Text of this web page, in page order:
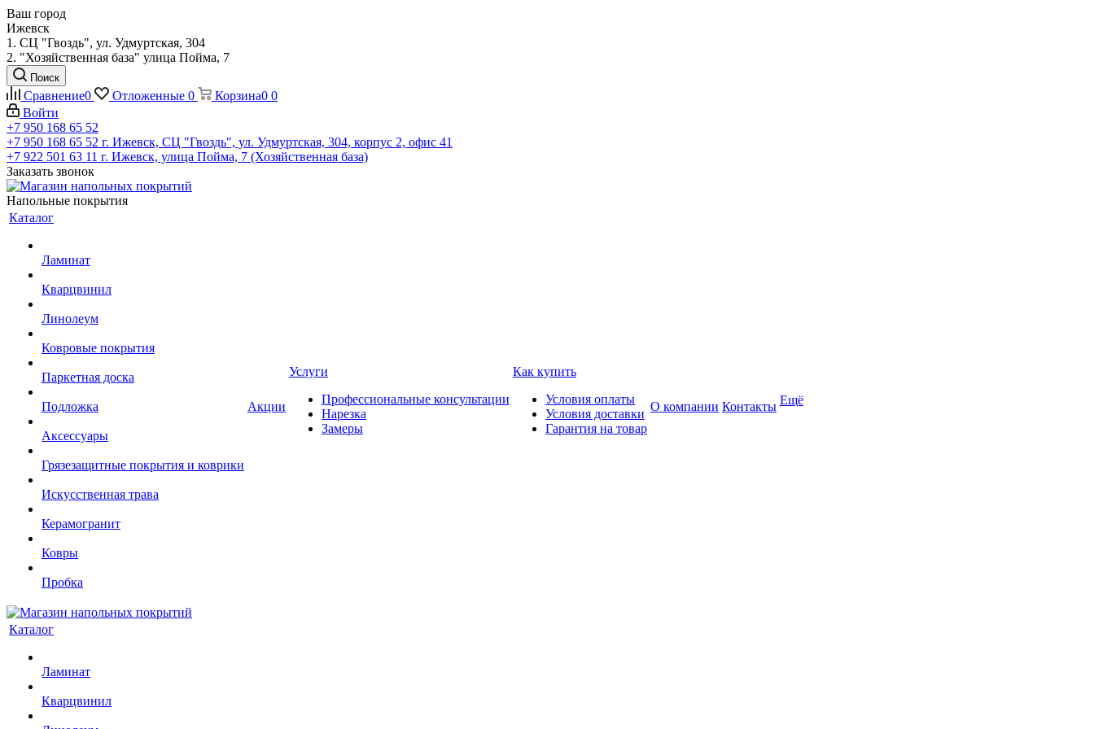
Ваш город
Ижевск
1. СЦ "Гвоздь", ул. Удмуртская, 304
2. "Хозяйственная база" улица Пойма, 7
Поиск
Сравнение0 Отложенные 0 Корзина0 0
Войти
+7 950 168 65 52
+7 950 168 65 52 г. Ижевск, СЦ "Гвоздь", ул. Удмуртская, 304, корпус 2, офис 41
+7 922 501 63 11 г. Ижевск, улица Пойма, 7 (Хозяйственная база)
Заказать звонок
Напольные покрытия
Каталог
Ламинат
Кварцвинил
Линолеум
Ковровые покрытия
Паркетная доска
Подложка
Аксессуары
Грязезащитные покрытия и коврики
Искусственная трава
Керамогранит
Ковры
Пробка
Акции
Услуги
Профессиональные консультации
Нарезка
Замеры
Как купить
Условия оплаты
Условия доставки
Гарантия на товар
О компании Контакты Ещё
Каталог
Ламинат
Кварцвинил